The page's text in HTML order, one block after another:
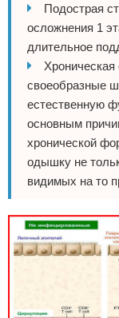
Подострая
осложнения 1
длительное
Хроническая
своеобразные
естественную
основным
хронической
одышку не
видимых на то